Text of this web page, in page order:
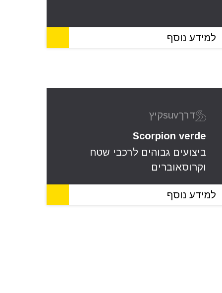
למידע נוסף
דרךsuvקיץ
Scorpion verde
ביצועים גבוהים לרכבי שטח
וקרוסאוברים
למידע נוסף